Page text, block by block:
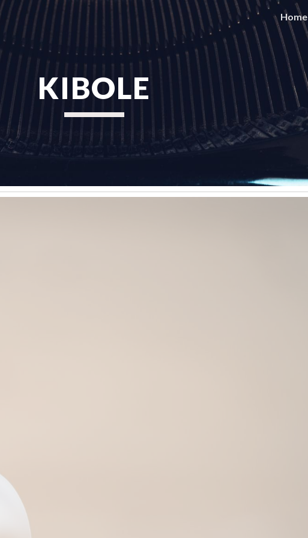
Skip to navigation Home
KIBOLE